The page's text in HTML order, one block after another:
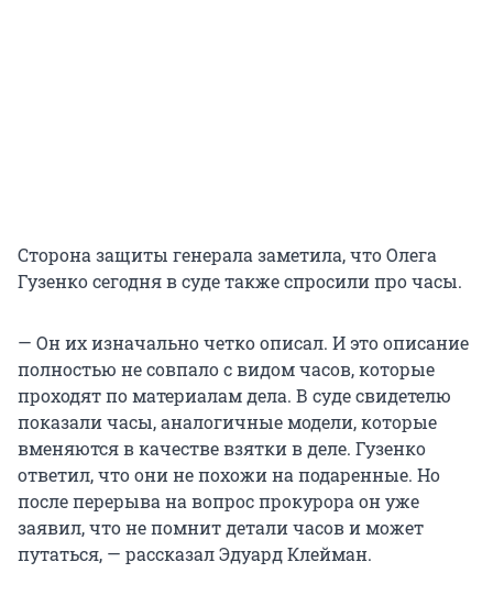
Сторона защиты генерала заметила, что Олега
Гузенко сегодня в суде также спросили про часы.
— Он их изначально четко описал. И это описание
полностью не совпало с видом часов, которые
проходят по материалам дела. В суде свидетелю
показали часы, аналогичные модели, которые
вменяются в качестве взятки в деле. Гузенко
ответил, что они не похожи на подаренные. Но
после перерыва на вопрос прокурора он уже
заявил, что не помнит детали часов и может
путаться, — рассказал Эдуард Клейман.